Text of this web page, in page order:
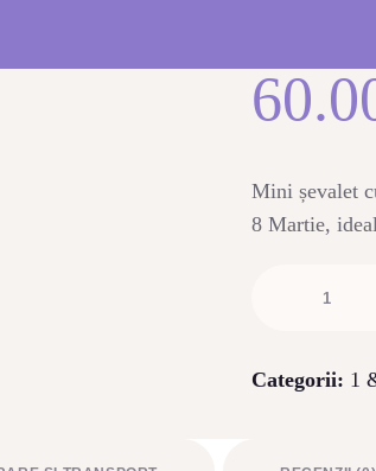
Mini șevalet
8 Martie,
flori
Categorii: 1